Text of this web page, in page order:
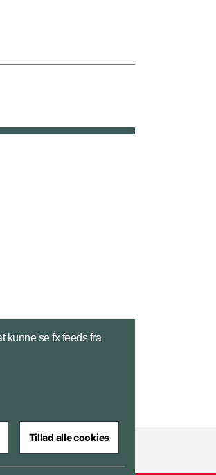
kunne se fx feeds fra
Tillad alle cookies